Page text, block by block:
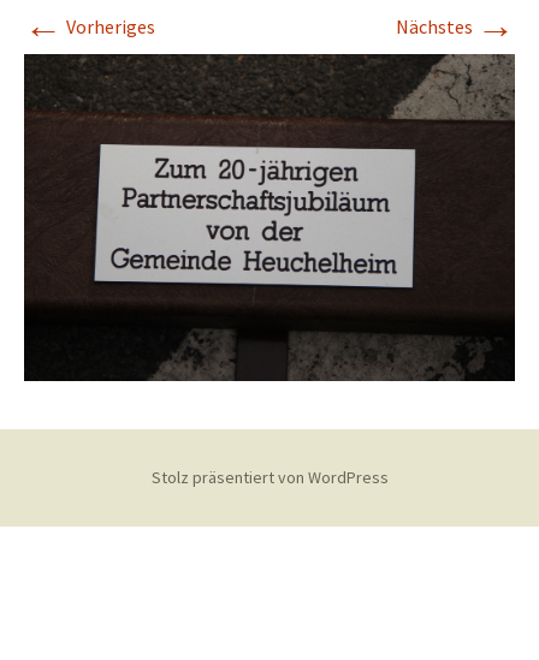
← Vorheriges Nächstes →
Stolz präsentiert von WordPress